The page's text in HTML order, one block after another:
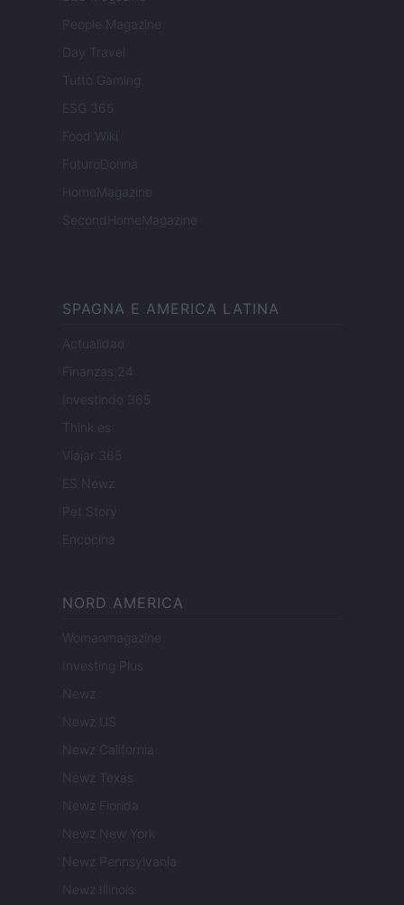
People Magazine
Day Travel
Tutto Gaming
ESG 365
Food Wiki
FuturoDonna
HomeMagazine
SecondHomeMagazine
SPAGNA E AMERICA LATINA
Actualidad
Finanzas 24
Investindo 365
Think.es
Viajar 365
ES Newz
Pet Story
Encocina
NORD AMERICA
Womanmagazine
Investing Plus
Newz
Newz US
Newz California
Newz Texas
Newz Florida
Newz New York
Newz Pennsylvania
Newz Illinois